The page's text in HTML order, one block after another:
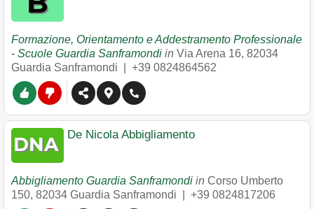
Formazione, Orientamento e Addestramento Professionale
- Scuole Guardia Sanframondi in Via Arena 16, 82034
Guardia Sanframondi
+39 0824864562
De Nicola Abbigliamento
Abbigliamento Guardia Sanframondi in Corso Umberto
150, 82034 Guardia Sanframondi +39 0824817206